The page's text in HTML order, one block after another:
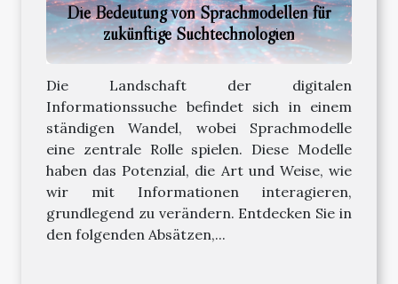
Die Bedeutung von Sprachmodellen für
zukünftige Suchtechnologien
Die Landschaft der digitalen
Informationssuche befindet sich in einem
ständigen Wandel, wobei Sprachmodelle
eine zentrale Rolle spielen. Diese Modelle
haben das Potenzial, die Art und Weise, wie
wir mit Informationen interagieren,
grundlegend zu verändern. Entdecken Sie in
den folgenden Absätzen,...